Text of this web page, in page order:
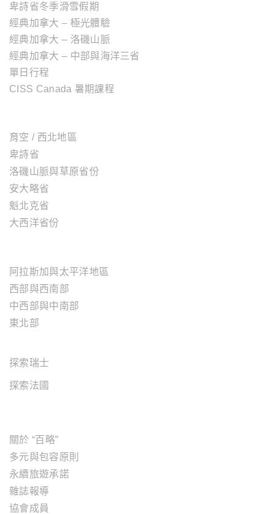
卑詩省冬季滑雪假期
經典加拿大 – 極光體驗
經典加拿大 – 洛磯山脈
經典加拿大 – 中部與海洋三省
單日行程
CISS Canada 暑期課程
育空 / 西北地區
卑詩省
洛磯山脈與草原省份
安大略省
魁北克省
大西洋省份
阿拉斯加與太平洋地區
西部與西南部
中西部與中南部
東北部
探索瑞士
探索法國
關於 “百略”
多元與包容原則
永續旅遊承諾
雜誌報導
協會成員